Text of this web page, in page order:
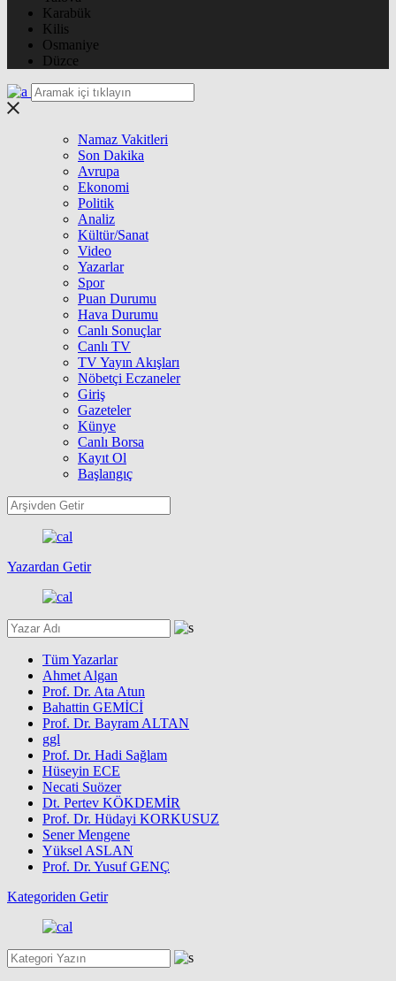
Karabük
Kilis
Osmaniye
Düzce
Namaz Vakitleri
Son Dakika
Avrupa
Ekonomi
Politik
Analiz
Kültür/Sanat
Video
Yazarlar
Spor
Puan Durumu
Hava Durumu
Canlı Sonuçlar
Canlı TV
TV Yayın Akışları
Nöbetçi Eczaneler
Giriş
Gazeteler
Künye
Canlı Borsa
Kayıt Ol
Başlangıç
Yazardan Getir
Tüm Yazarlar
Ahmet Algan
Prof. Dr. Ata Atun
Bahattin GEMİCİ
Prof. Dr. Bayram ALTAN
ggl
Prof. Dr. Hadi Sağlam
Hüseyin ECE
Necati Suözer
Dt. Pertev KÖKDEMİR
Prof. Dr. Hüdayi KORKUSUZ
Sener Mengene
Yüksel ASLAN
Prof. Dr. Yusuf GENÇ
Kategoriden Getir